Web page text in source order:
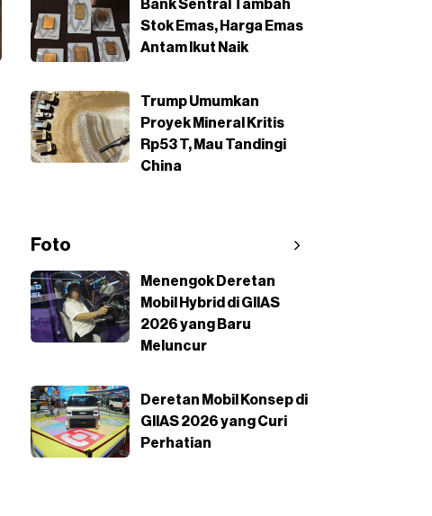
Bank Sentral Tambah
Stok Emas, Harga Emas
Antam Ikut Naik
Trump Umumkan
Proyek Mineral Kritis
Rp53 T, Mau Tandingi
China
Foto
Menengok Deretan
Mobil Hybrid di GIIAS
2026 yang Baru
Meluncur
Deretan Mobil Konsep di
GIIAS 2026 yang Curi
Perhatian